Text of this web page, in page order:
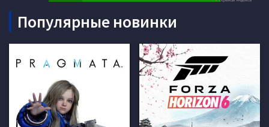
Популярные новинки